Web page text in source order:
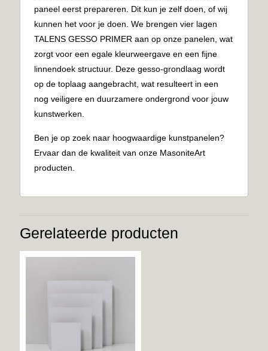
paneel eerst prepareren. Dit kun je zelf doen, of wij
kunnen het voor je doen. We brengen vier lagen
TALENS GESSO PRIMER aan op onze panelen, wat
zorgt voor een egale kleurweergave en een fijne
linnendoek structuur. Deze gesso-grondlaag wordt
op de toplaag aangebracht, wat resulteert in een
nog veiligere en duurzamere ondergrond voor jouw
kunstwerken.
Ben je op zoek naar hoogwaardige kunstpanelen?
Ervaar dan de kwaliteit van onze MasoniteArt
producten.
Gerelateerde producten